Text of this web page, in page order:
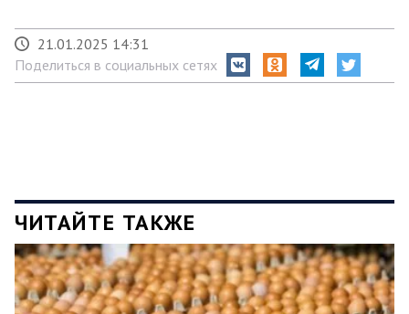
21.01.2025 14:31
Поделиться в социальных сетях
ЧИТАЙТЕ ТАКЖЕ